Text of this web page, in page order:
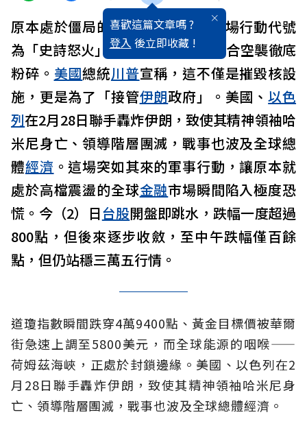
喜歡這篇文章嗎 ?
登入 後立即收藏 !
原本處於僵局的美伊核談判，被一場行動代號
為「史詩怒火」（Epic Fury）的聯合空襲徹底
粉碎。 美國總統川普宣稱，這不僅是摧毀核設
施，更是為了「接管伊朗政府」。美國、以色
列在2月28日聯手轟炸伊朗，致使其精神領袖哈
米尼身亡、領導階層團滅，戰事也波及全球總
體經濟 。這場突如其來的軍事行動，讓原本就
處於高檔震盪的全球金融市場瞬間陷入極度恐
慌。今（2）日台股開盤即跳水，跌幅一度超過
800點，但後來逐步收斂，至中午跌幅僅百餘
點，但仍站穩三萬五行情。
道瓊指數瞬間跌穿4萬9400點、黃金目標價被華爾
街急速上調至5800美元，而全球能源的咽喉——
荷姆茲海峽，正處於封鎖邊緣。美國、以色列在2
月28日聯手轟炸伊朗，致使其精神領袖哈米尼身
亡、領導階層團滅，戰事也波及全球總體經濟。